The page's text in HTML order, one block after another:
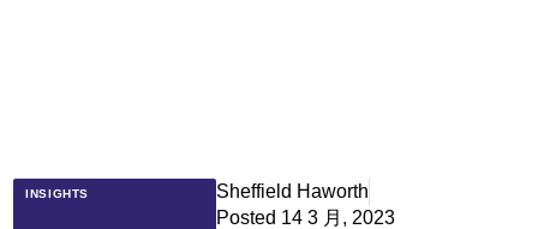
Sheffield Haworth
Posted 14 3 月, 2023
INSIGHTS